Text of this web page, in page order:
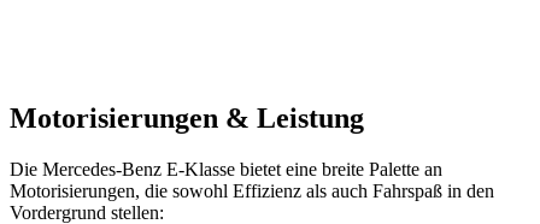
Motorisierungen & Leistung
Die Mercedes-Benz E-Klasse bietet eine breite Palette an
Motorisierungen, die sowohl Effizienz als auch Fahrspaß in den
Vordergrund stellen: